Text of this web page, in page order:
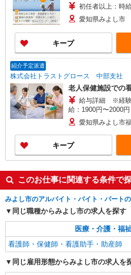
初任者以上：時
愛知県みよし市
キープ
紹介予定派遣
株式会社トラストグロース 中部支社
老人保健施設での
給与詳細 ※経験
給：1900円〜2000円
愛知県みよし市
キープ
このお仕事に関連する条件で
みよし市のアルバイト・バイト・パート
同じ職種からみよし市の求人を探す
医療・介護・福
看護師・保健師・看護助手・助産師
同じ雇用形態からみよし市の求人を